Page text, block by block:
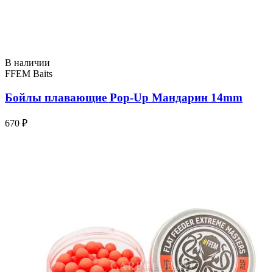
В наличии
FFEM Baits
Бойлы плавающие Pop-Up Мандарин 14mm
670 ₽